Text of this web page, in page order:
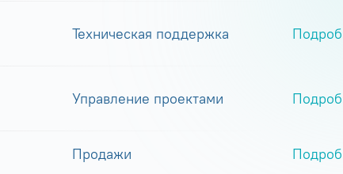
Техническая поддержка
Управление проектами
Продажи